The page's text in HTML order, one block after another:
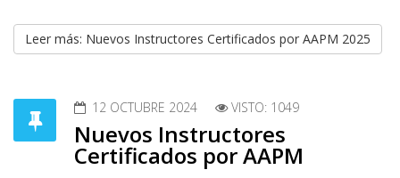
Leer más: Nuevos Instructores Certificados por AAPM 2025
12 OCTUBRE 2024 VISTO: 1049
Nuevos Instructores
Certificados por AAPM